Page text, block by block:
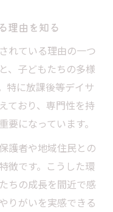
の具体的な役割
場の選び方
指導員の心構え
めるポイント
場選びの秘訣
員の転職ポイン
導員求人の見極
して働ける理由
理由を知る
れている理由の一つ
、子どもたちの多様
特に放課後等デイサ
ており、専門性を持
になっています。
護者や地域住民との
徴です。こうした環
ちの成長を間近で感
りがいを実感できる